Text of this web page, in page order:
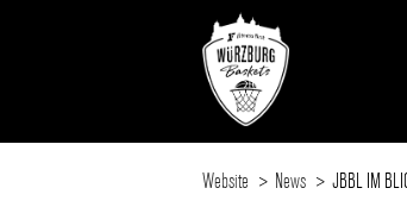
Website News JBBL IM